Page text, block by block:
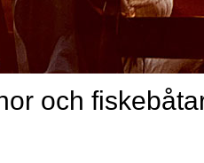
och